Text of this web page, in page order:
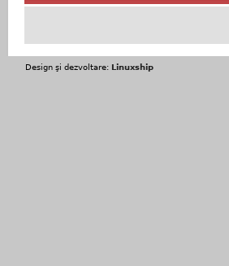
Design şi dezvoltare: Linuxship